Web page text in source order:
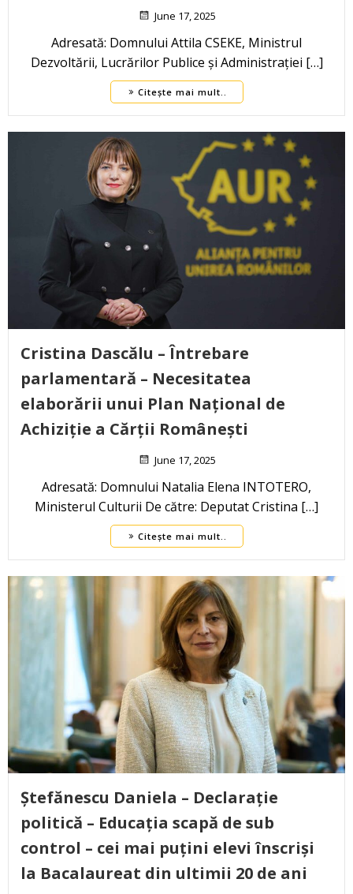
June 17, 2025
Adresată: Domnului Attila CSEKE, Ministrul
Dezvoltării, Lucrărilor Publice și Administrației […]
Citește mai mult..
Cristina Dascălu – Întrebare
parlamentară – Necesitatea
elaborării unui Plan Național de
Achiziție a Cărții Românești
June 17, 2025
Adresată: Domnului Natalia Elena INTOTERO,
Ministerul Culturii De către: Deputat Cristina […]
Citește mai mult..
Ștefănescu Daniela – Declarație
politică – Educația scapă de sub
control – cei mai puțini elevi înscriși
la Bacalaureat din ultimii 20 de ani